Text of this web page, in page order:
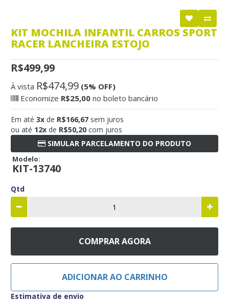
KIT MOCHILA INFANTIL CARROS SPORT
RACER LANCHEIRA ESTOJO
R$499,99
À vista R$474,99 (5% OFF)
Economize R$25,00 no boleto bancário
Em até 3x de R$166,67 sem juros
ou até 12x de R$50,20 com juros
SIMULAR PARCELAMENTO DO PRODUTO
Modelo:
KIT-13740
Qtd
COMPRAR AGORA
ADICIONAR AO CARRINHO
Estimativa de envio